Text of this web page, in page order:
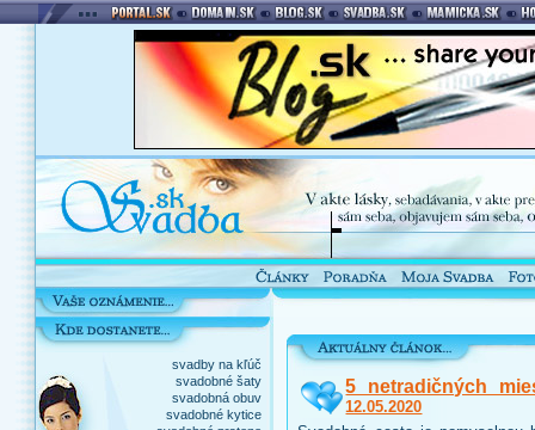
svadby na kľúč
svadobné šaty
svadobná obuv
svadobné kytice
5 netradičných
12.05.2020